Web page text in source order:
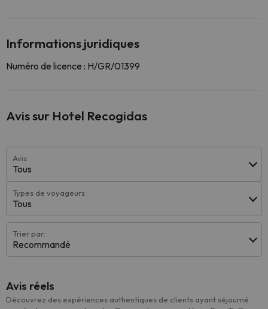
Informations juridiques
Numéro de licence : H/GR/01399
Avis sur Hotel Recogidas
Avis
Tous
Types de voyageurs
Tous
Trier par:
Recommandé
Avis réels
Découvrez des expériences authentiques de clients ayant séjourné